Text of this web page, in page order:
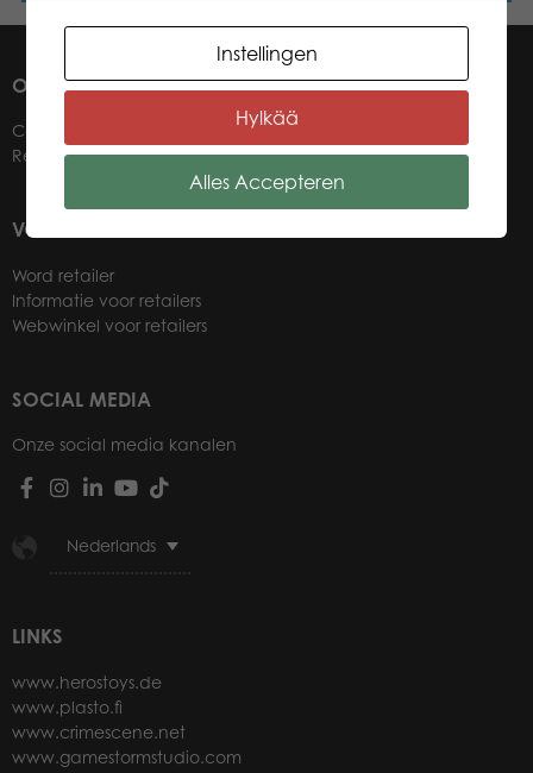
OVER ONS
Contact
Retailers
VOOR ONZE WINKELIERS
Word retailer
Informatie voor retailers
Webwinkel voor retailers
SOCIAL MEDIA
Onze social media kanalen
Nederlands
LINKS
www.herostoys.de
www.plasto.fi
www.crimescene.net
www.gamestormstudio.com
Instellingen
Hylkää
Alles Accepteren